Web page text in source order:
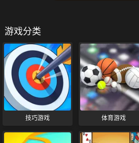
游戏分类
技巧游戏 体育游戏